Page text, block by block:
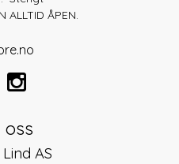
ALLTID ÅPEN.
oss
AS